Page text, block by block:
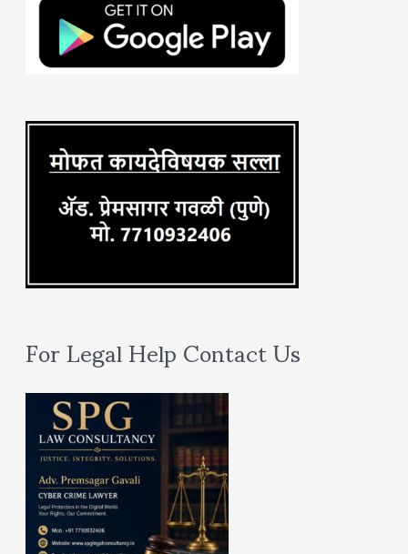
:
For Legal Help Contact Us